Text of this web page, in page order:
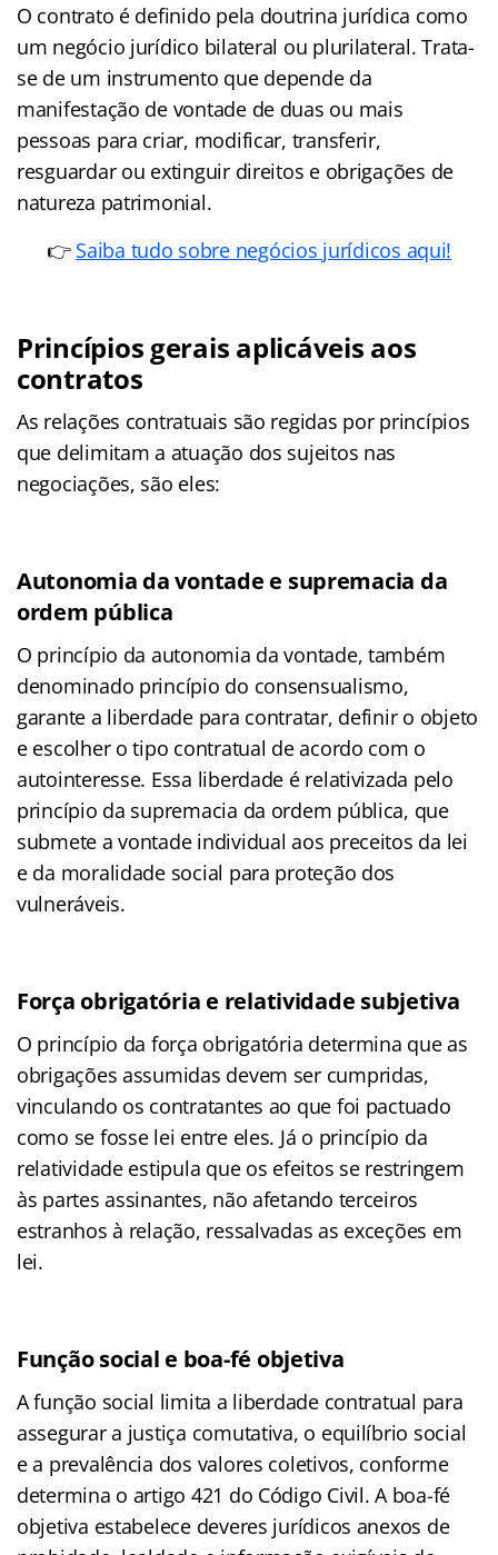
O contrato é definido pela doutrina jurídica como
um negócio jurídico bilateral ou plurilateral. Trata-
se de um instrumento que depende da
manifestação de vontade de duas ou mais
pessoas para criar, modificar, transferir,
resguardar ou extinguir direitos e obrigações de
natureza patrimonial.
👉 Saiba tudo sobre negócios jurídicos aqui!
Princípios gerais aplicáveis aos
contratos
As relações contratuais são regidas por princípios
que delimitam a atuação dos sujeitos nas
negociações, são eles:
Autonomia da vontade e supremacia da
ordem pública
O princípio da autonomia da vontade, também
denominado princípio do consensualismo,
garante a liberdade para contratar, definir o objeto
e escolher o tipo contratual de acordo com o
autointeresse. Essa liberdade é relativizada pelo
princípio da supremacia da ordem pública, que
submete a vontade individual aos preceitos da lei
e da moralidade social para proteção dos
vulneráveis.
Força obrigatória e relatividade subjetiva
O princípio da força obrigatória determina que as
obrigações assumidas devem ser cumpridas,
vinculando os contratantes ao que foi pactuado
como se fosse lei entre eles. Já o princípio da
relatividade estipula que os efeitos se restringem
às partes assinantes, não afetando terceiros
estranhos à relação, ressalvadas as exceções em
lei.
Função social e boa-fé objetiva
A função social limita a liberdade contratual para
assegurar a justiça comutativa, o equilíbrio social
e a prevalência dos valores coletivos, conforme
determina o artigo 421 do Código Civil. A boa-fé
objetiva estabelece deveres jurídicos anexos de